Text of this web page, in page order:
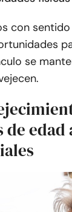
con
se
edad